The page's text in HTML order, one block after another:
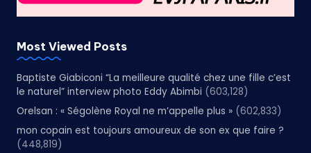
Most Viewed Posts
Baptiste Giabiconi “La meilleure qualité chez une fille c’est
le naturel” interview photo Eddy Abimbi (603,128)
Orelsan : « Ségolène Royal ne m’appelle plus » (602,833)
mon copain est toujours amoureux de son ex que faire ?
(448,819)